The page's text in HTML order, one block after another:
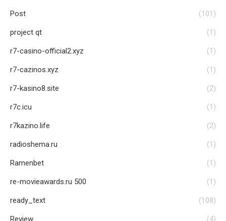
Post (101)
project qt (1)
r7-casino-official2.xyz (1)
r7-cazinos.xyz (1)
r7-kasino8.site (2)
r7c.icu (1)
r7kazino.life (2)
radioshema.ru (1)
Ramenbet (1)
re-movieawards.ru 500 (1)
ready_text (108)
Review (4)